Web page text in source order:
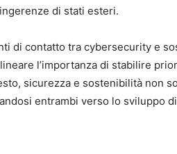
di stati esteri.
di contatto tra cybersecurity e
l’importanza di stabilire
sicurezza e sostenibilità non
entrambi verso lo sviluppo